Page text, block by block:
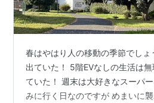
春はやはり人の移動の季節でし
出ていた！ 5階EVなしの生活は
ていた！ 週末は大好きなスーパ
みに行く日なのですが めまいに